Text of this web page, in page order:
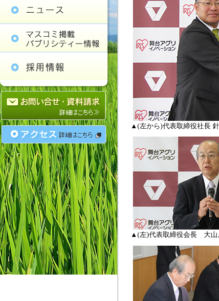
▲(左から)代表取締役社長
▲(左)代表取締役会長 大